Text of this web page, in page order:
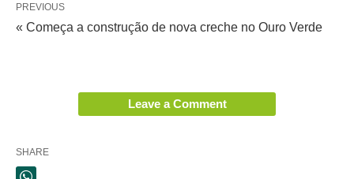
PREVIOUS
« Começa a construção de nova creche no Ouro Verde
Leave a Comment
SHARE